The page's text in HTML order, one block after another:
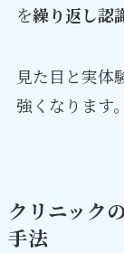
を繰り返し認
見た目と実体
強くなります。
クリニック
手法